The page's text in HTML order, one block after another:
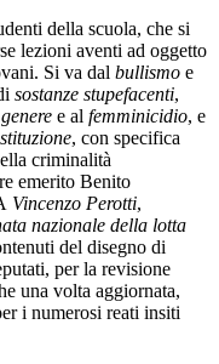
della scuola, che si
lezioni aventi ad oggetto
Si va dal bullismo e
sostanze stupefacenti,
genere e al femminicidio, e
, con specifica
criminalità
emerito Benito
Vincenzo Perotti,
nazionale della lotta
del disegno di
per la revisione
una volta aggiornata,
i numerosi reati insiti